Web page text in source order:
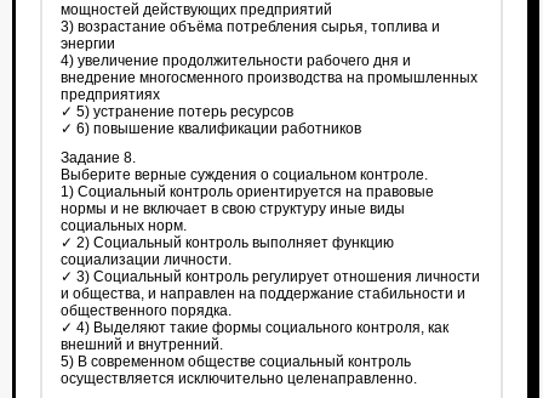
мощностей действующих предприятий
3) возрастание объёма потребления сырья, топлива и
энергии
4) увеличение продолжительности рабочего дня и
внедрение многосменного производства на промышленных
предприятиях
✓ 5) устранение потерь ресурсов
✓ 6) повышение квалификации работников
Задание 8.
Выберите верные суждения о социальном контроле.
1) Социальный контроль ориентируется на правовые
нормы и не включает в свою структуру иные виды
социальных норм.
✓ 2) Социальный контроль выполняет функцию
социализации личности.
✓ 3) Социальный контроль регулирует отношения личности
и общества, и направлен на поддержание стабильности и
общественного порядка.
✓ 4) Выделяют такие формы социального контроля, как
внешний и внутренний.
5) В современном обществе социальный контроль
осуществляется исключительно целенаправленно.